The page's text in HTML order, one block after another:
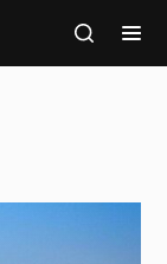
Поиск